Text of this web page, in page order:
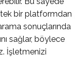
bir platformdan
sonuçlarında
sağlar, böylece
İşletmenizi